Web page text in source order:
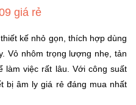
giá rẻ
kế nhỏ gọn, thích hợp dùng
Vỏ nhôm trọng lượng nhẹ, tản
làm việc rất lâu. Với công suất
bị âm ly giá rẻ đáng mua nhất